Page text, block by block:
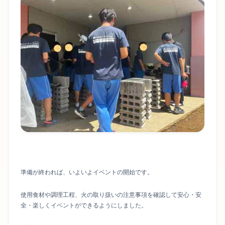
準備が終われば、いよいよイベントの開始です。
使用食材や調理工程、火の取り扱いの注意事項を確認して安心・安
全・楽しくイベントができるようにしました。